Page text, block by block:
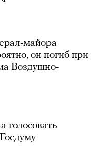
майора
он погиб при
Воздушно-
голосовать